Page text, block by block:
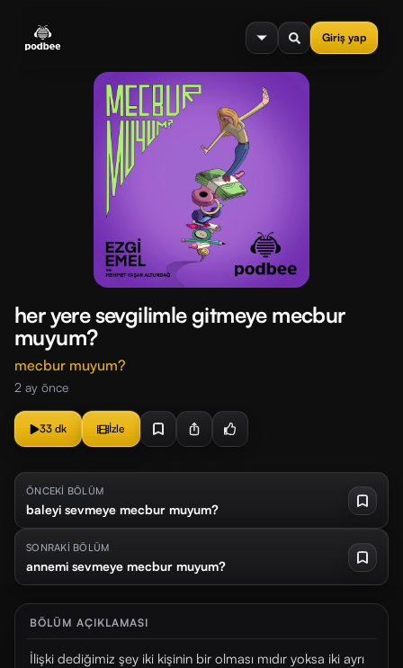
Giriş yap
menu
her yere sevgilimle gitmeye mecbur
muyum?
mecbur muyum?
2 ay önce
33 dk İzle
ÖNCEKİ BÖLÜM
baleyi sevmeye mecbur muyum?
SONRAKİ BÖLÜM
annemi sevmeye mecbur muyum?
BÖLÜM AÇIKLAMASI
İlişki dediğimiz şey iki kişinin bir olması mıdır yoksa iki ayrı